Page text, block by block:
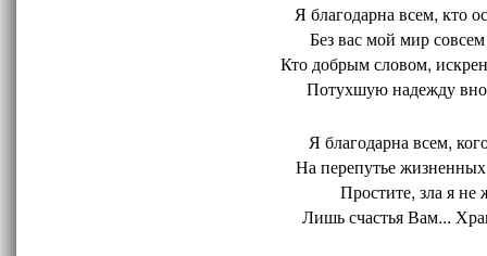
Я благодарна всем, кто
Без вас мой мир
Кто добрым словом,
Потухшую надежду
Я благодарна всем,
На перепутье
Простите, зла я не
Лишь счастья Вам...